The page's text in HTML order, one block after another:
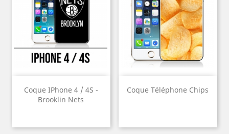
Coque IPhone 4 / 4S -
Brooklin Nets
Coque Téléphone Chips